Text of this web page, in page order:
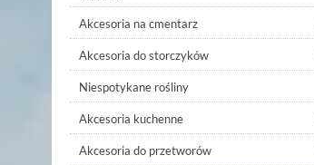
Akcesoria na cmentarz
Akcesoria do storczyków
Niespotykane rośliny
Akcesoria kuchenne
Akcesoria do przetworów